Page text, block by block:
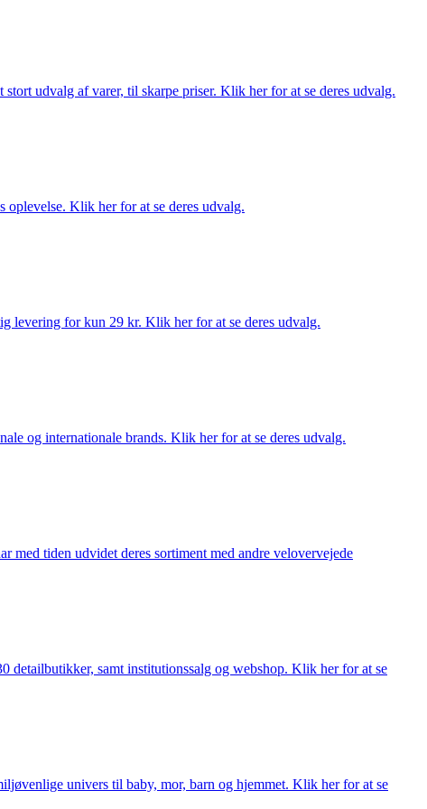
udvalg af varer, til skarpe priser. Klik her for at se deres udvalg.
oplevelse. Klik her for at se deres udvalg.
levering for kun 29 kr. Klik her for at se deres udvalg.
og internationale brands. Klik her for at se deres udvalg.
med tiden udvidet deres sortiment med andre velovervejede
detailbutikker, samt institutionssalg og webshop. Klik her for at se
univers til baby, mor, barn og hjemmet. Klik her for at se